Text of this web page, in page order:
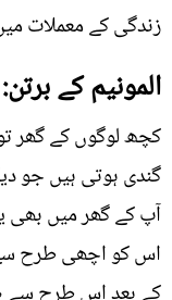
زندگی کے معملات
المونیم کے برتن:
کچھ لوگوں کے گھر
گندی ہوتی ہیں جو
آپ کے گھر میں بھی
اس کو اچھی طرح سے